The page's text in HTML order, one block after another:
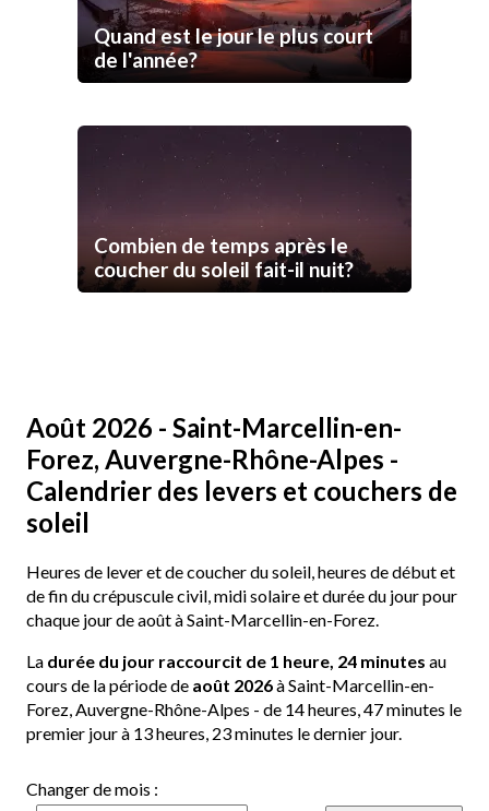
Quand est le jour le plus court
de l'année?
Combien de temps après le
coucher du soleil fait-il nuit?
Août 2026 - Saint-Marcellin-en-
Forez, Auvergne-Rhône-Alpes -
Calendrier des levers et couchers de
soleil
Heures de lever et de coucher du soleil, heures de début et
de fin du crépuscule civil, midi solaire et durée du jour pour
chaque jour de août à Saint-Marcellin-en-Forez.
La durée du jour raccourcit de 1 heure, 24 minutes au
cours de la période de août 2026à Saint-Marcellin-en-
Forez, Auvergne-Rhône-Alpes - de 14 heures, 47 minutes le
premier jour à 13 heures, 23 minutes le dernier jour.
Changer de mois :